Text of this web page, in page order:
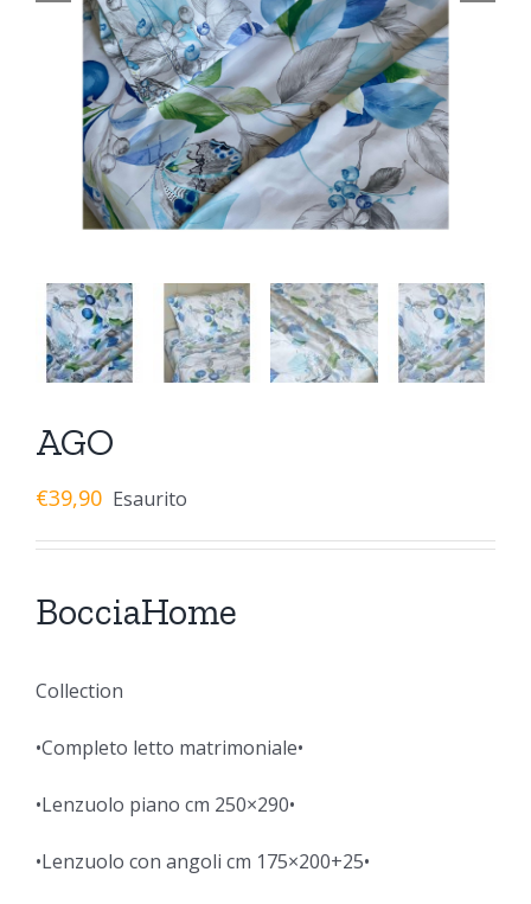
AGO
€39,90 Esaurito
BocciaHome
Collection
•Completo letto matrimoniale•
•Lenzuolo piano cm 250×290•
•Lenzuolo con angoli cm 175×200+25•